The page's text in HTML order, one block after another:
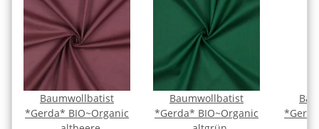
Baumwollbatist
*Gerda* BIO~Organic
Baumwollbatist
*Gerda* BIO~Organic